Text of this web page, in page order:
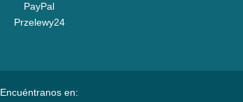
PayPal
Przelewy24
Encuéntranos en: